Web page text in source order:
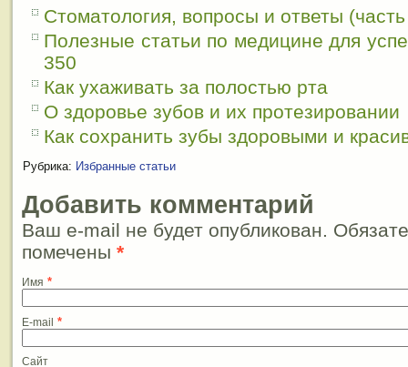
Стоматология, вопросы и ответы
Полезные статьи по медицине для
350
Как ухаживать за полостью рта
О здоровье зубов и их протезировании
Как сохранить зубы здоровыми и
Рубрика: Избранные статьи
Добавить комментарий
Ваш e-mail не будет опубликован.
помечены *
Имя *
E-mail *
Сайт